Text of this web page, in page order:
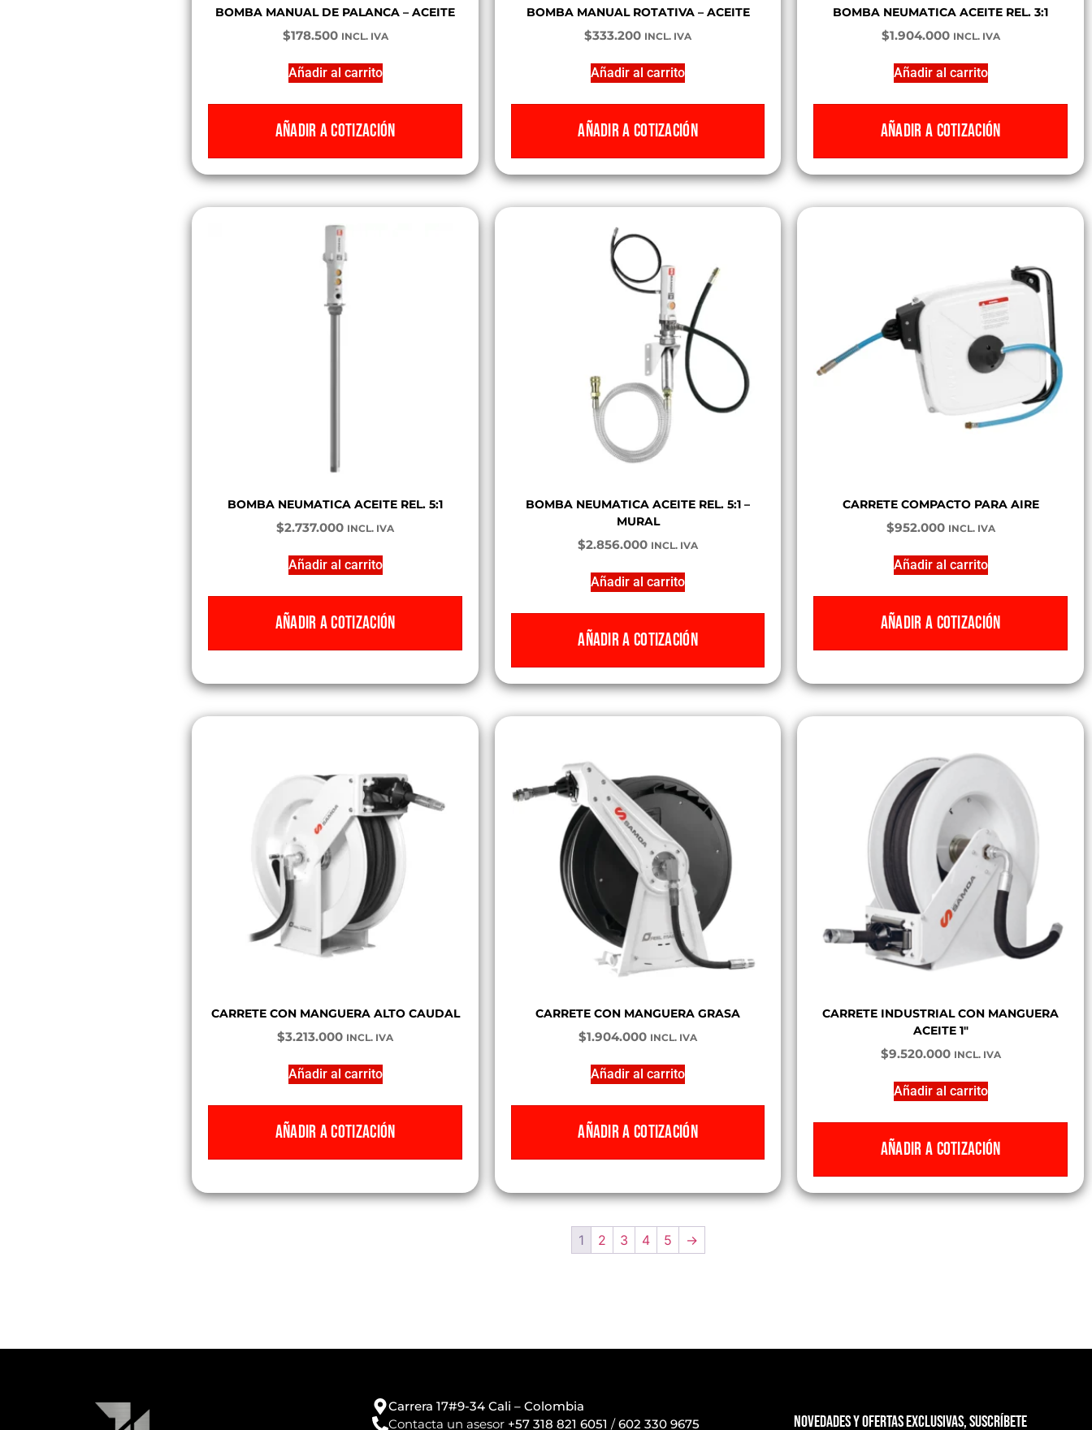
BOMBA MANUAL DE PALANCA – ACEITE
$178.500 INCL. IVA
Añadir al carrito
AÑADIR A COTIZACIÓN
BOMBA MANUAL ROTATIVA – ACEITE
$333.200 INCL. IVA
Añadir al carrito
AÑADIR A COTIZACIÓN
BOMBA NEUMATICA ACEITE REL. 3:1
$1.904.000 INCL. IVA
Añadir al carrito
AÑADIR A COTIZACIÓN
BOMBA NEUMATICA ACEITE REL. 5:1
$2.737.000 INCL. IVA
Añadir al carrito
AÑADIR A COTIZACIÓN
BOMBA NEUMATICA ACEITE REL. 5:1 –
MURAL
$2.856.000 INCL. IVA
Añadir al carrito
AÑADIR A COTIZACIÓN
CARRETE COMPACTO PARA AIRE
$952.000 INCL. IVA
Añadir al carrito
AÑADIR A COTIZACIÓN
CARRETE CON MANGUERA ALTO CAUDAL
$3.213.000 INCL. IVA
Añadir al carrito
AÑADIR A COTIZACIÓN
CARRETE CON MANGUERA GRASA
$1.904.000 INCL. IVA
Añadir al carrito
AÑADIR A COTIZACIÓN
CARRETE INDUSTRIAL CON MANGUERA
ACEITE 1″
$9.520.000 INCL. IVA
Añadir al carrito
AÑADIR A COTIZACIÓN
1 2 3 4 5 →
Carrera 17#9-34 Cali – Colombia
Contacta un asesor +57 318 821 6051 /602 330 9675 Novedades y ofertas exclusivas, suscríbete